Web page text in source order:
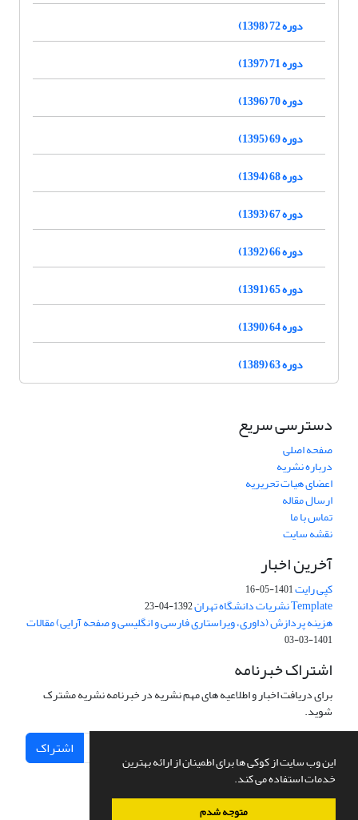
این وب سایت از کوکی ها برای اطمینان از ارائه بهترین
خدمات استفاده می کند.
متوجه شدم
دوره 72 (1398)
دوره 71 (1397)
دوره 70 (1396)
دوره 69 (1395)
دوره 68 (1394)
دوره 67 (1393)
دوره 66 (1392)
دوره 65 (1391)
دوره 64 (1390)
دوره 63 (1389)
دسترسی سریع
صفحه اصلی
درباره نشریه
اعضای هیات تحریریه
ارسال مقاله
تماس با ما
نقشه سایت
آخرین اخبار
کپی رایت1401-05-16
Template نشریات دانشگاه تهران 1392-04-23
هزینه پردازش (داوری، ویراستاری فارسی و انگلیسی و صفحه آرایی) مقالات
1401-03-03
اشتراک خبرنامه
برای دریافت اخبار و اطلاعیه های مهم نشریه در خبرنامه نشریه مشترک
شوید.
اشتراک